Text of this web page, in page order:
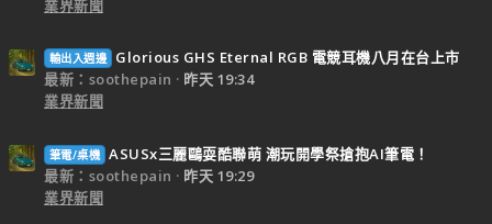
業界新聞
輸出入週邊
Glorious GHS Eternal RGB 電競耳機八月在台上市
最新：soothepain
昨天 19:34
業界新聞
筆電/桌機 ASUSx三麗鷗耍酷聯萌 潮玩開學祭搶抱AI筆電！
最新：soothepain
昨天 19:29
業界新聞